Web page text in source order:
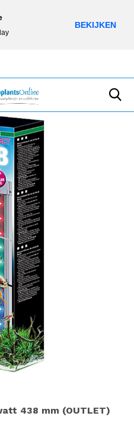
438 mm (OUTLET)
BEKIJKEN